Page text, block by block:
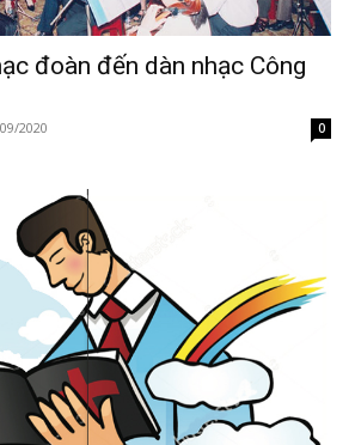
đoàn đến dàn nhạc Công
2020 0